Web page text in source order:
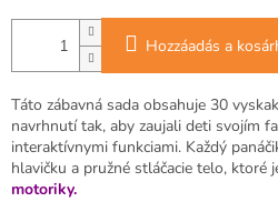
Hozzáadás a
Táto zábavná sada obsahuje 30
navrhnutí tak, aby zaujali deti svojím
interaktívnymi funkciami. Každý
hlavičku a pružné stláčacie telo, ktoré
motoriky.